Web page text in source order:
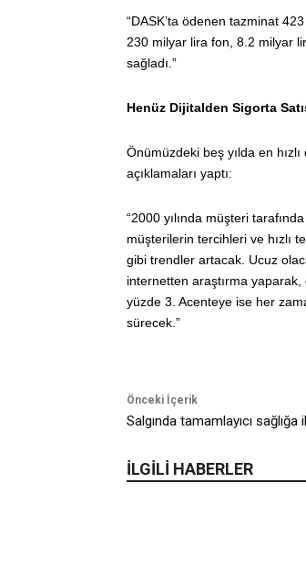
“DASK’ta ödenen tazminat
230 milyar lira fon, 8.2 milyar
sağladı.”
Henüz Dijitalden Sigorta
Önümüzdeki beş yılda en
açıklamaları yaptı:
“2000 yılında müşteri
müşterilerin tercihleri ve hızlı
gibi trendler artacak. Ucuz
internetten araştırma yaparak,
yüzde 3. Acenteye ise her
sürecek.”
Önceki İçerik
Salgında tamamlayıcı sağlığa
İLGİLİ HABERLER